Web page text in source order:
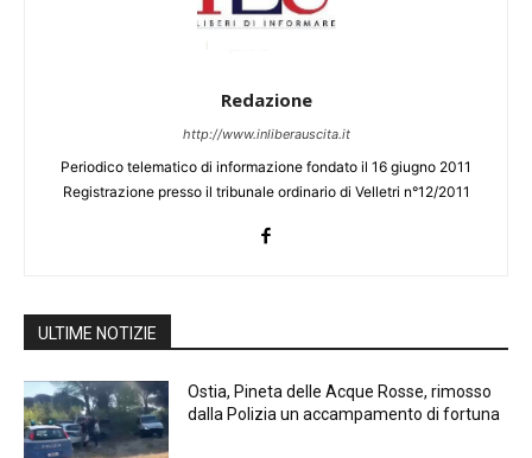
Redazione
http://www.inliberauscita.it
Periodico telematico di informazione fondato il 16 giugno 2011
Registrazione presso il tribunale ordinario di Velletri n°12/2011
ULTIME NOTIZIE
Ostia, Pineta delle Acque Rosse, rimosso
dalla Polizia un accampamento di fortuna